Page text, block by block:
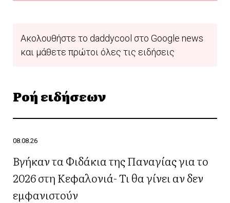
Ακολουθήστε το daddycool στο Google news
και μάθετε πρώτοι όλες τις ειδήσεις
Ροή ειδήσεων
08.08.26
Βγήκαν τα Φιδάκια της Παναγίας για το
2026 στη Κεφαλονιά- Τι θα γίνει αν δεν
εμφανιστούν